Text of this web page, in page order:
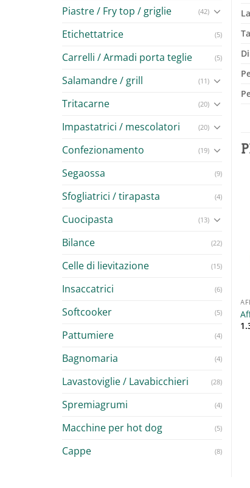
Piastre / Fry top / griglie (42)
Etichettatrice (5)
Carrelli / Armadi porta teglie (5)
Salamandre / grill (11)
Tritacarne (20)
Impastatrici / mescolatori (20)
Confezionamento (19)
Segaossa (9)
Sfogliatrici / tirapasta (4)
Cuocipasta (13)
Bilance (22)
Celle di lievitazione (15)
Insaccatrici (6)
Softcooker (5)
Pattumiere (4)
Bagnomaria (4)
Lavastoviglie / Lavabicchieri (28)
Spremiagrumi (4)
Macchine per hot dog (5)
Cappe (8)
dei
Verticale Lama
Aggiungi
Affettatrice ECO Fama 220-
590,00